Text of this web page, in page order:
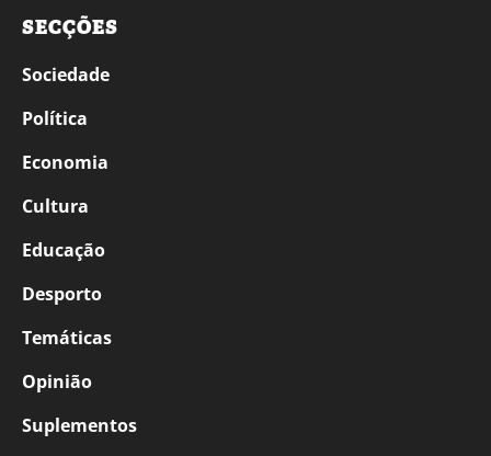
SECÇÕES
Sociedade
Política
Economia
Cultura
Educação
Desporto
Temáticas
Opinião
Suplementos